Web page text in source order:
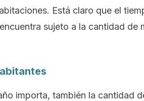
Está claro que el
sujeto a la cantidad de
importa, también la cantidad